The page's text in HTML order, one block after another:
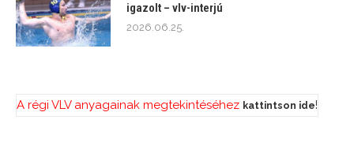
igazolt – vlv-interjú
2026.06.25.
A régi VLV anyagainak megtekintéséhez kattintson ide!